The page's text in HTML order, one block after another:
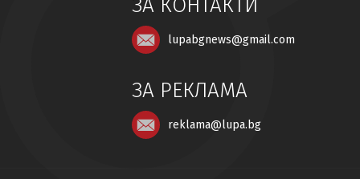
ЗА КОНТАКТИ
lupabgnews@gmail.com
ЗА РЕКЛАМА
reklama@lupa.bg